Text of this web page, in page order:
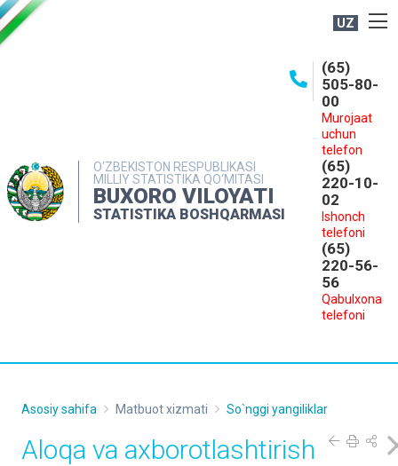
UZ
O‘ZBEKISTON RESPUBLIKASI
MILLIY STATISTIKA QO‘MITASI
BUXORO VILOYATI
STATISTIKA BOSHQARMASI
(65)
505-80-
00
Murojaat
uchun
telefon
(65)
220-10-
02
Ishonch
telefoni
(65)
220-56-
56
Qabulxona
telefoni
MATBUOT XIZMATI
MUROJAATLAR
Asosiy sahifa Matbuot xizmati So`nggi yangiliklar
Aloqa va axborotlashtirish